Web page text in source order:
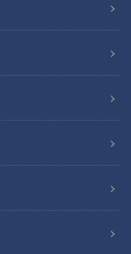
ベントなどでも目
身近なSDGsにつ
テーマに、親子
いる様々なSDGs